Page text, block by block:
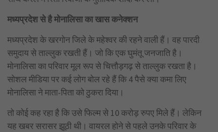
मध्यप्रदेश से है मोनालिसा का खास कनेक्शन
मध्यप्रदेश के खरगोन जिले के महेश्वर की रहने वाली हैं। वह पारदी
समुदाय से ताल्लुक रखती हैं। जो कि एक घुमंतू जनजाति है।
मोनालिसा का परिवार मूल रूप से चित्तौड़गढ़ से ताल्लुक रखता है।
सोशल मीडिया पर कई लोग बोल रहे हैं कि 4 पैसे क्या कमा लिए
मोनालिसा ने माता-पिता को ठुकरा दिया।
तो कोई कह रहा है कि उसे फिल्म से 10 करोड़ रुपए मिले हैं। लेकिन
यह खबर सरासर झूठी थी। वायरल होने से पहले उनके परिवार के